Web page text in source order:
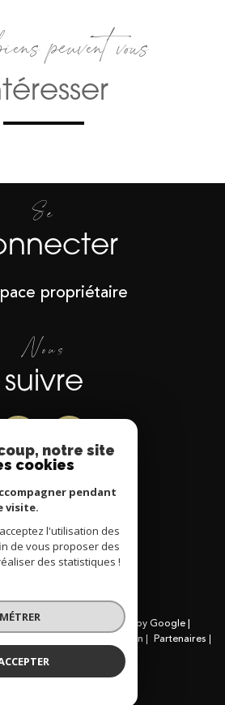
peuvent vous
Se
propriétaire
Nous
suivre
Nous
| Traduction powered by Google |
Admin
Partenaires
RGPD
notre site
cookies
pendant
visite.
l'utilisation des
de vous proposer des
des statistiques !